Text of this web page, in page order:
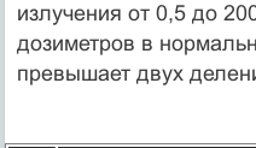
излучения от 0,5 до
дозиметров в
превышает двух